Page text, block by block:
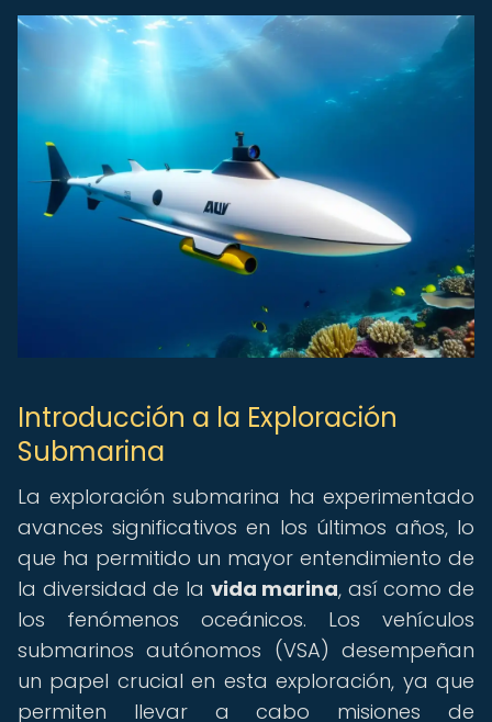
Introducción a la Exploración
Submarina
La exploración submarina ha experimentado
avances significativos en los últimos años, lo
que ha permitido un mayor entendimiento de
la diversidad de la vida marina, así como de
los fenómenos oceánicos. Los vehículos
submarinos autónomos (VSA) desempeñan
un papel crucial en esta exploración, ya que
permiten llevar a cabo misiones de